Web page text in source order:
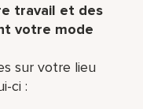
travail et des
votre mode
sur votre lieu
ci :